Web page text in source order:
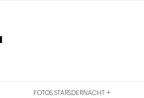
FOTOS STARSDERNACHT +